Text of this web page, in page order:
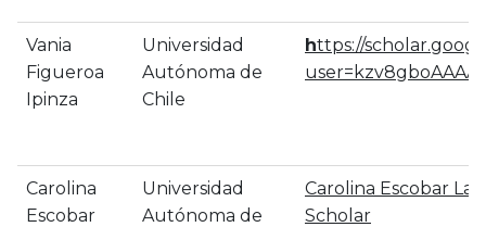
Vania
Figueroa
Ipinza
Universidad
Autónoma de
Chile
https://
Carolina
Escobar
Universidad
Autónoma de
‪Carolina Escobar
Scholar